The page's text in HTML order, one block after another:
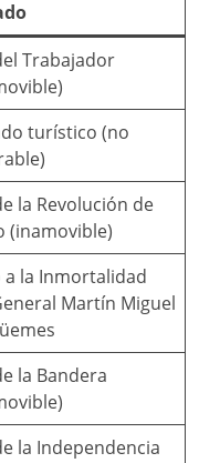
Trabajador
turístico (no
la Revolución de
(inamovible)
a la Inmortalidad
Martín Miguel
la Bandera
la Independencia